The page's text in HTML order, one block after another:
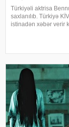
Türkiyəli aktrisa
saxlanılıb. Türkiyə
istinadən xəbər verir
fikirlərlə bağlı